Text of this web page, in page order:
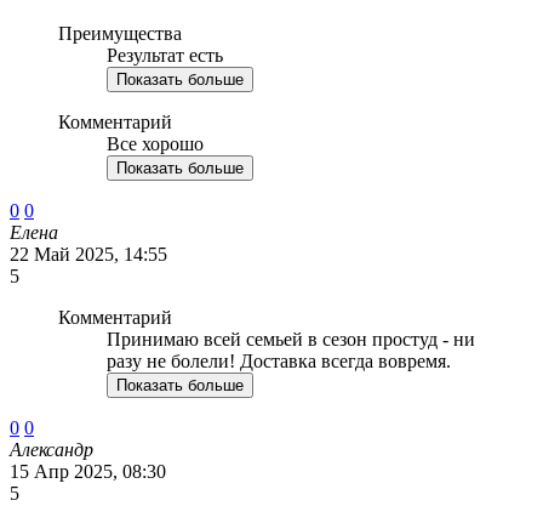
Преимущества
Результат есть
Показать больше
Комментарий
Все хорошо
Показать больше
0 0
Елена
22 Май 2025, 14:55
5
Комментарий
Принимаю всей семьей в сезон простуд - ни
разу не болели! Доставка всегда вовремя.
Показать больше
0 0
Александр
15 Апр 2025, 08:30
5